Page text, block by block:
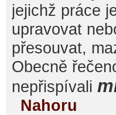
jejichž práce
upravovat
přesouvat,
Obecně
nepřispívali
Nahoru